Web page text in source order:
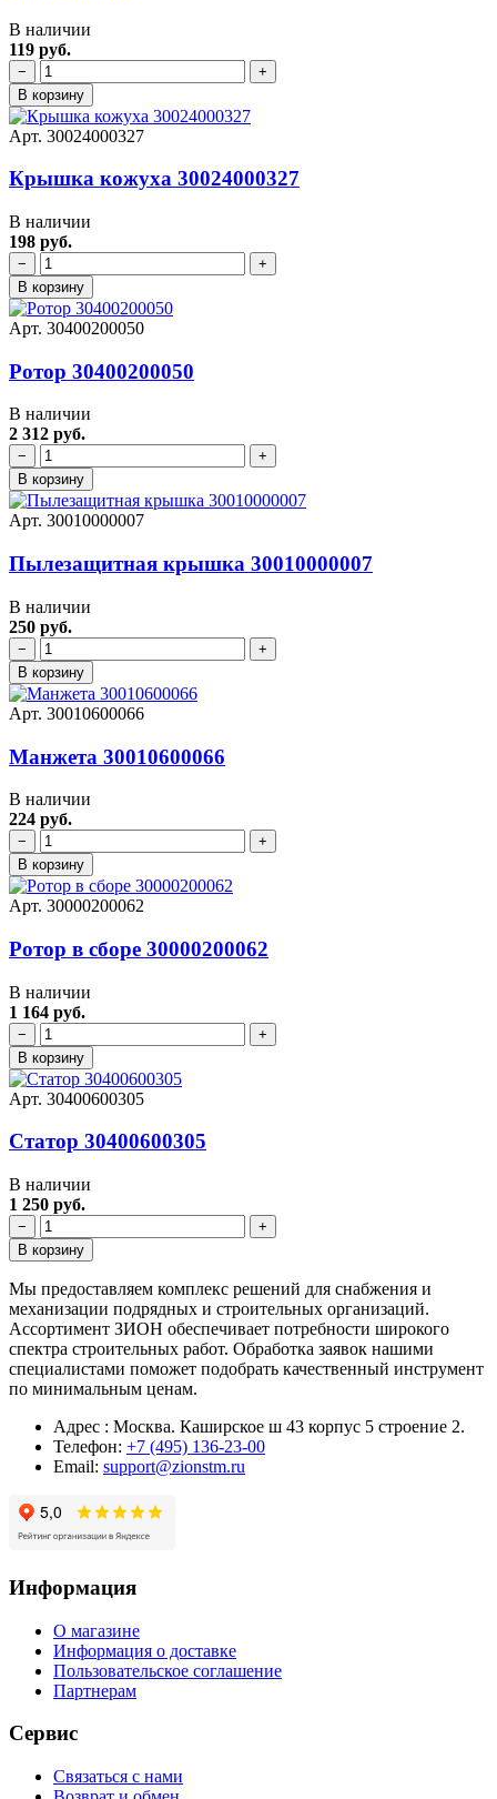
В наличии
119 руб.
−
+
В корзину
Арт. 30024000327
Крышка кожуха 30024000327
В наличии
198 руб.
−
+
В корзину
Арт. 30400200050
Ротор 30400200050
В наличии
2 312 руб.
−
+
В корзину
Арт. 30010000007
Пылезащитная крышка 30010000007
В наличии
250 руб.
−
+
В корзину
Арт. 30010600066
Манжета 30010600066
В наличии
224 руб.
−
+
В корзину
Арт. 30000200062
Ротор в сборе 30000200062
В наличии
1 164 руб.
−
+
В корзину
Арт. 30400600305
Статор 30400600305
В наличии
1 250 руб.
−
+
В корзину
Мы предоставляем комплекс решений для снабжения и
механизации подрядных и строительных организаций.
Ассортимент ЗИОН обеспечивает потребности широкого
спектра строительных работ. Обработка заявок нашими
специалистами поможет подобрать качественный инструмент
по минимальным ценам.
Адрес : Москва. Каширское ш 43 корпус 5 строение 2.
Телефон: +7 (495) 136-23-00
Email: support@zionstm.ru
Информация
О магазине
Информация о доставке
Пользовательское соглашение
Партнерам
Сервис
Связаться с нами